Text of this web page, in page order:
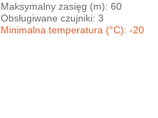
Maksymalny zasięg (m): 60
Obsługiwane czujniki: 3
Minimalna temperatura (°C): -20